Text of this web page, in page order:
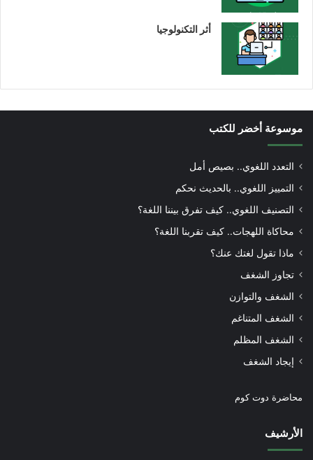
أثر التكنولوجيا
موسوعة أخضر للكتب
التعدد اللغوي.. بصيص أمل
التمييز اللغوي.. بالحديث نحكم
التصنيف اللغوي.. كيف تفرق بيننا اللغة؟
محاكاة اللهجات.. كيف تقربنا اللغة؟
ماذا تقول لغتك عنك؟
تجاوز الشغف
الشغف والتوازن
الشغف المتناغم
الشغف المظلم
إيجاد الشغف
محاضرة دوت كوم
الأرشيف